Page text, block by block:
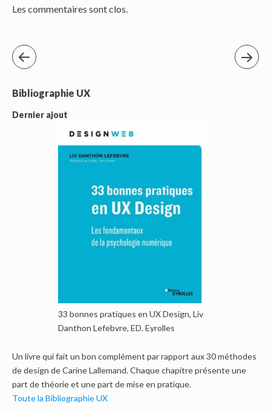
Les commentaires sont clos.
Bibliographie UX
Dernier ajout
33 bonnes pratiques en UX Design, Liv
Danthon Lefebvre, ED. Eyrolles
Un livre qui fait un bon complément par rapport aux 30 méthodes
de design de Carine Lallemand. Chaque chapitre présente une
part de théorie et une part de mise en pratique.
Toute la Bibliographie UX